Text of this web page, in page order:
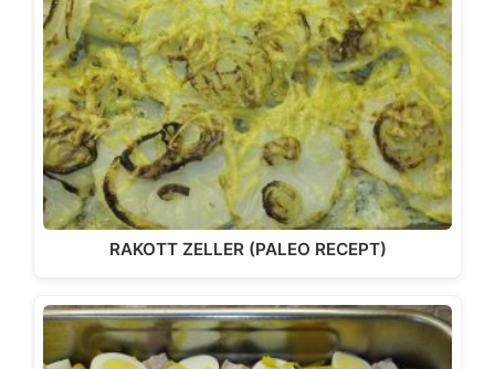
RAKOTT ZELLER (PALEO RECEPT)